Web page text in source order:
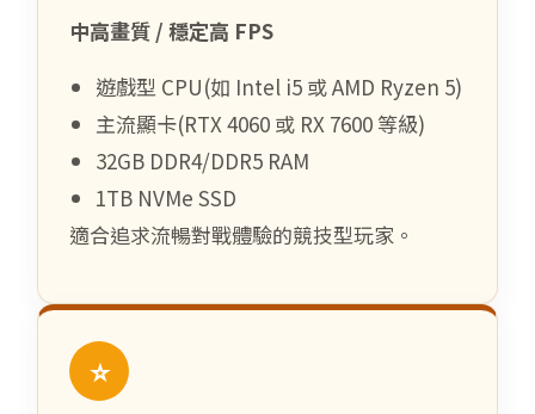
中高畫質 / 穩定高 FPS
遊戲型 CPU(如 Intel i5 或 AMD Ryzen 5)
主流顯卡(RTX 4060 或 RX 7600 等級)
32GB DDR4/DDR5 RAM
1TB NVMe SSD
適合追求流暢對戰體驗的競技型玩家。
⭐